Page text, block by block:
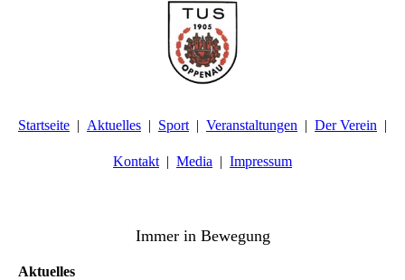
Startseite Aktuelles Sport Veranstaltungen Der Verein
Kontakt Media Impressum
Immer in Bewegung
Aktuelles